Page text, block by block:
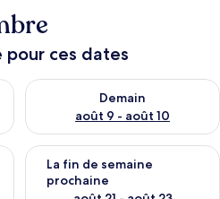
pour ces dates
soir août 8 - août 9
Demain
août 9 - août 10
Vérifier la disponibilité pour
fin de semaine août 14 -
La fin de semaine
prochaine
Vérifier la disponibilité pour